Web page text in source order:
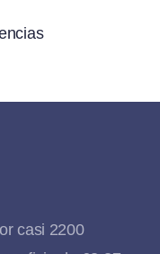
casi 2200